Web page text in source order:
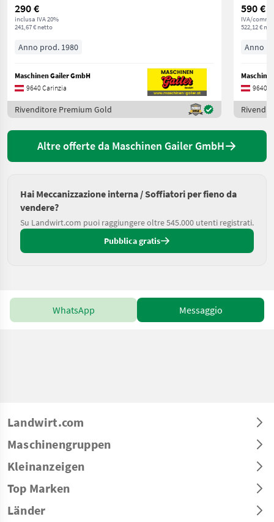
290 €
inclusa IVA 20%
241,67 € netto
Anno prod. 1980
Maschinen Gailer GmbH
9640 Carinzia
Rivenditore Premium Gold
590 €
IVA/
522,12 €
Anno
9640
Altre offerte da Maschinen Gailer GmbH
Hai Meccanizzazione interna / Soffiatori per fieno da
vendere?
Su Landwirt.com puoi raggiungere oltre 545.000 utenti registrati.
Pubblica gratis
WhatsApp Messaggio
Landwirt.com
Maschinengruppen
Kleinanzeigen
Top Marken
Länder